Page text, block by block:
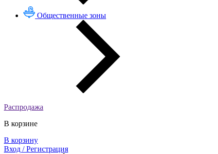
Общественные зоны
Распродажа
В корзине
В корзину
Вход / Регистрация